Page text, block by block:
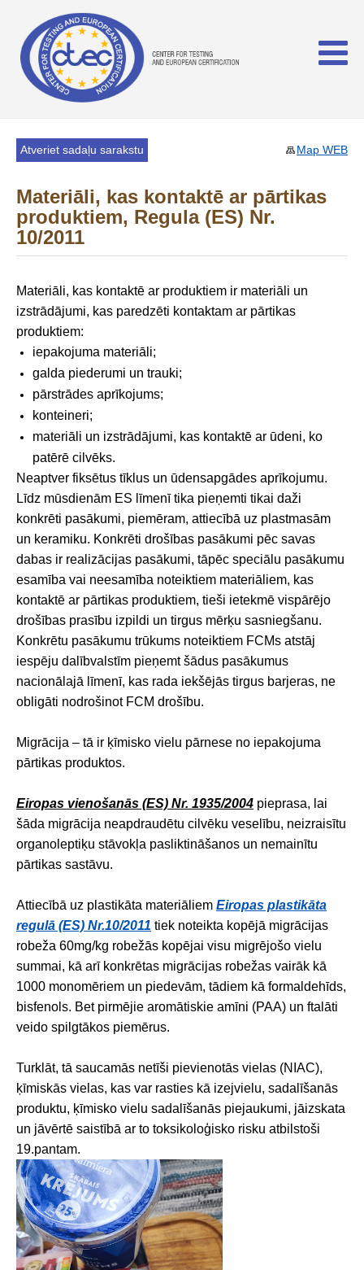
Map WEB
Atveriet sadaļu sarakstu
Materiāli, kas kontaktē ar pārtikas
produktiem, Regula (ES) Nr.
10/2011
Materiāli, kas kontaktē ar produktiem ir materiāli un
izstrādājumi, kas paredzēti kontaktam ar pārtikas
produktiem:
iepakojuma materiāli;
galda piederumi un trauki;
pārstrādes aprīkojums;
konteineri;
materiāli un izstrādājumi, kas kontaktē ar ūdeni, ko
patērē cilvēks.
Neaptver fiksētus tīklus un ūdensapgādes aprīkojumu.
Līdz mūsdienām ES līmenī tika pieņemti tikai daži
konkrēti pasākumi, piemēram, attiecībā uz plastmasām
un keramiku. Konkrēti drošības pasākumi pēc savas
dabas ir realizācijas pasākumi, tāpēc speciālu pasākumu
esamība vai neesamība noteiktiem materiāliem, kas
kontaktē ar pārtikas produktiem, tieši ietekmē vispārējo
drošības prasību izpildi un tirgus mērķu sasniegšanu.
Konkrētu pasākumu trūkums noteiktiem FCMs atstāj
iespēju dalībvalstīm pieņemt šādus pasākumus
nacionālajā līmenī, kas rada iekšējās tirgus barjeras, ne
obligāti nodrošinot FCM drošību.
Migrācija – tā ir ķīmisko vielu pārnese no iepakojuma
pārtikas produktos.
Eiropas vienošanās (ЕS) Nr. 1935/2004 pieprasa, lai
šāda migrācija neapdraudētu cilvēku veselību, neizraisītu
organoleptiķu stāvokļa pasliktināšanos un nemainītu
pārtikas sastāvu.
Attiecībā uz plastikāta materiāliem Eiropas plastikāta
regulā (ES) Nr.10/2011 tiek noteikta kopējā migrācijas
robeža 60mg/kg robežās kopējai visu migrējošo vielu
summai, kā arī konkrētas migrācijas robežas vairāk kā
1000 monomēriem un piedevām, tādiem kā formaldehīds,
bisfenols. Bet pirmējie aromātiskie amīni (PAA) un ftalāti
veido spilgtākos piemērus.
Turklāt, tā saucamās netīši pievienotās vielas (NIAC),
ķīmiskās vielas, kas var rasties kā izejvielu, sadalīšanās
produktu, ķīmisko vielu sadalīšanās piejaukumi, jāizskata
un jāvērtē saistībā ar to toksikoloģisko risku atbilstoši
19.pantam.